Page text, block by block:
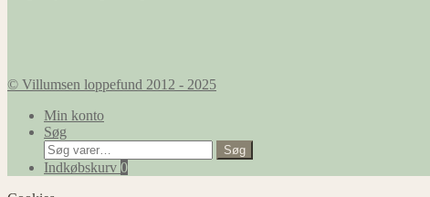
© Villumsen loppefund 2012 - 2025
Min konto
Søg
Søg
efter:
Søg
Indkøbskurv 0